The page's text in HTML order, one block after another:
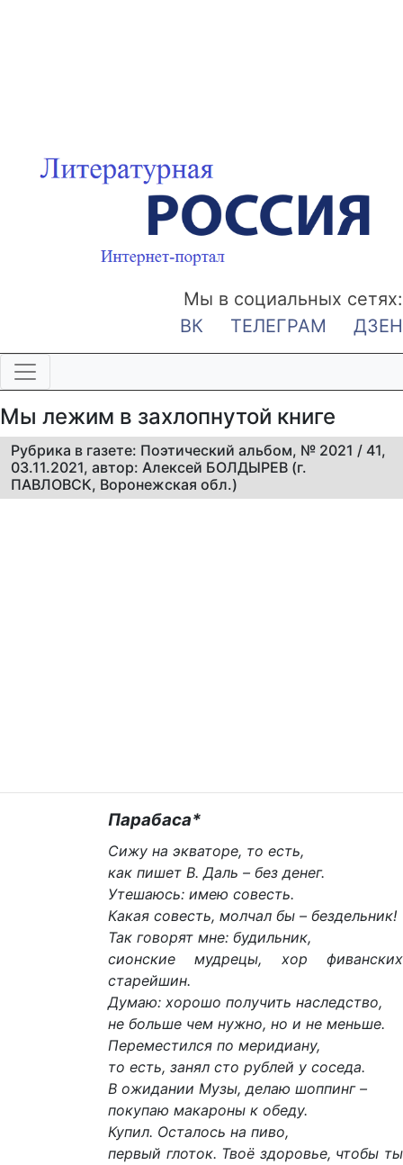
Мы в социальных сетях:
ВК
ТЕЛЕГРАМ ДЗЕН
Мы лежим в захлопнутой книге
Рубрика в газете: Поэтический альбом, № 2021 / 41,
03.11.2021, автор: Алексей БОЛДЫРЕВ (г.
ПАВЛОВСК, Воронежская обл.)
Парабаса*
Сижу на экваторе, то есть,
как пишет В. Даль – без денег.
Утешаюсь: имею совесть.
Какая совесть, молчал бы – бездельник!
Так говорят мне: будильник,
сионские мудрецы, хор фиванских
старейшин.
Думаю: хорошо получить наследство,
не больше чем нужно, но и не меньше.
Переместился по меридиану,
то есть, занял сто рублей у соседа.
В ожидании Музы, делаю шоппинг –
покупаю макароны к обеду.
Купил. Осталось на пиво,
первый глоток. Твоё здоровье, чтобы ты